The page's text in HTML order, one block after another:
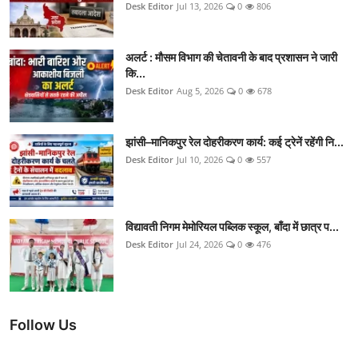
Desk Editor Jul 13, 2026 0 806
अलर्ट : मौसम विभाग की चेतावनी के बाद प्रशासन ने जारी
कि...
Desk Editor Aug 5, 2026 0 678
झांसी–मानिकपुर रेल दोहरीकरण कार्य: कई ट्रेनें रहेंगी नि...
Desk Editor Jul 10, 2026 0 557
विद्यावती निगम मेमोरियल पब्लिक स्कूल, बाँदा में छात्र प...
Desk Editor Jul 24, 2026 0 476
Follow Us